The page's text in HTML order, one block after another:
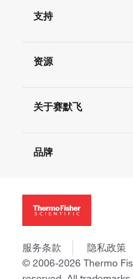
订单状态查询
订单支持
现货供应中心
支持
联系我们 - 400 820 8982
查找文件&证书
资源
学习中心
促销
社交媒体
关于赛默飞
招聘
新闻
社会责任
商标
政策和通知
品牌
Applied Biosystems
Ion Torrent
Unity Lab Services
服务条款 隐私政策
© 2006-2026 Thermo